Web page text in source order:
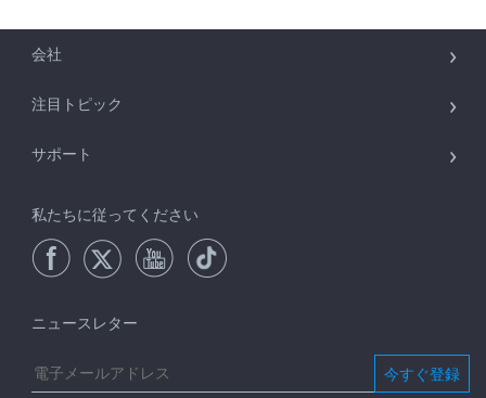
会社
注目トピック
サポート
私たちに従ってください
ニュースレター
今すぐ登録